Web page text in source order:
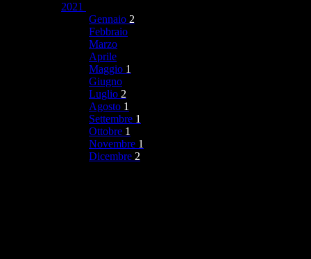
2021
Gennaio 2
Febbraio
Marzo
Aprile
Maggio 1
Giugno
Luglio 2
Agosto 1
Settembre 1
Ottobre 1
Novembre 1
Dicembre 2